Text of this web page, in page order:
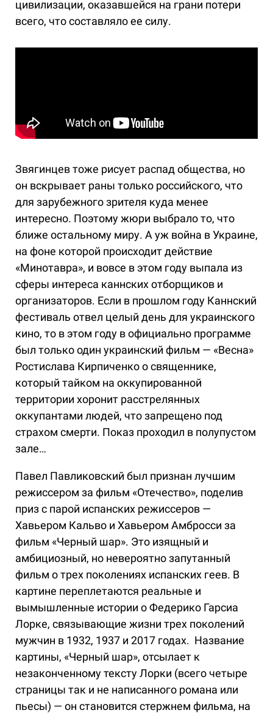
цивилизации, оказавшейся на грани потери
всего, что составляло ее силу.
Звягинцев тоже рисует распад общества, но
он вскрывает раны только российского, что
для зарубежного зрителя куда менее
интересно. Поэтому жюри выбрало то, что
ближе остальному миру. А уж война в Украине,
на фоне которой происходит действие
«Минотавра», и вовсе в этом году выпала из
сферы интереса каннских отборщиков и
организаторов. Если в прошлом году Каннский
фестиваль отвел целый день для украинского
кино, то в этом году в официально программе
был только один украинский фильм — «Весна»
Ростислава Кирпиченко о священнике,
который тайком на оккупированной
территории хоронит расстрелянных
оккупантами людей, что запрещено под
страхом смерти. Показ проходил в полупустом
зале…
Павел Павликовский был признан лучшим
режиссером за фильм «Отечество», поделив
приз с парой испанских режиссеров —
Хавьером Кальво и Хавьером Амбросси за
фильм «Черный шар». Это изящный и
амбициозный, но невероятно запутанный
фильм о трех поколениях испанских геев. В
картине переплетаются реальные и
вымышленные истории о Федерико Гарсиа
Лорке, связывающие жизни трех поколений
мужчин в 1932, 1937 и 2017 годах. Название
картины, «Черный шар», отсылает к
незаконченному тексту Лорки (всего четыре
страницы так и не написанного романа или
пьесы) — он становится стержнем фильма, на